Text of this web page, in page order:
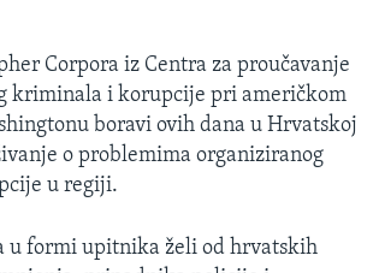
DRŽAVE
Corpora iz Centra za proučavanje
kriminala i korupcije pri američkom
boravi ovih dana u Hrvatskoj
o problemima organiziranog
u regiji.
u formi upitnika želi od hrvatskih